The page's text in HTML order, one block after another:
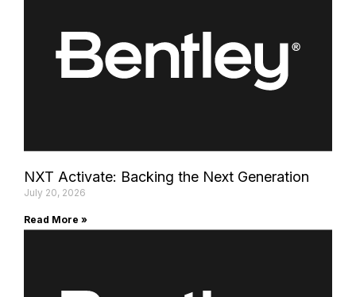
NXT Activate: Backing the Next Generation
July 20, 2026
Read More »